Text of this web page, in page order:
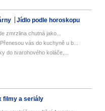
Jídlo podle horoskopu
zmrzlina chutná jako...
vás do kuchyně u b...
do tvarohového koláče,...
filmy a seriály